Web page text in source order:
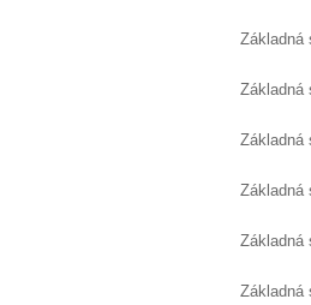
Základná
Základná
Základná
Základná
Základná
Základná